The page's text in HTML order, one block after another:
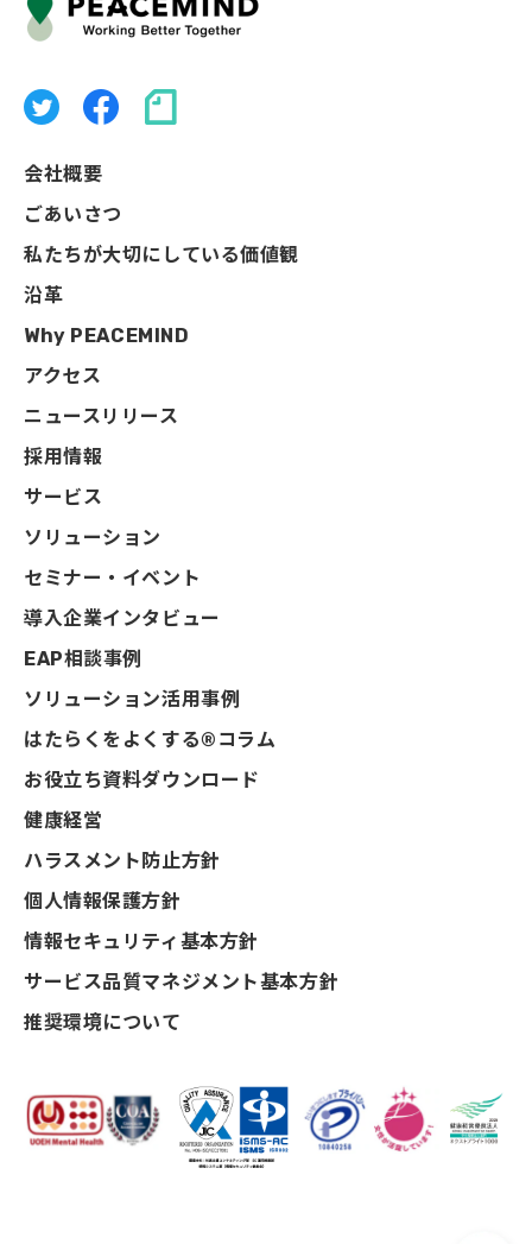
会社概要
ごあいさつ
私たちが大切にしている価値観
沿革
Why PEACEMIND
アクセス
ニュースリリース
採用情報
サービス
ソリューション
セミナー・イベント
導入企業インタビュー
EAP相談事例
ソリューション活用事例
はたらくをよくする®コラム
お役立ち資料ダウンロード
健康経営
ハラスメント防止方針
個人情報保護方針
情報セキュリティ基本方針
サービス品質マネジメント基本方針
推奨環境について